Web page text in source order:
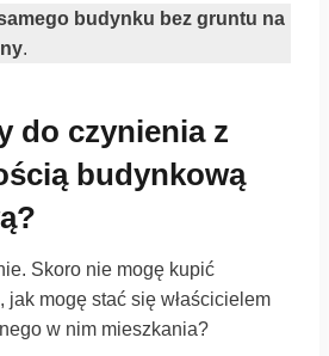
budynku bez gruntu na
.
do czynienia z
budynkową
Skoro nie mogę kupić
jak mogę stać się właścicielem
w nim mieszkania?